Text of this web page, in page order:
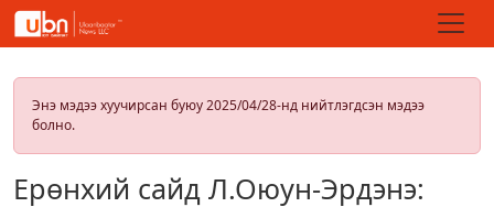
Энэ мэдээ хуучирсан буюу 2025/04/28-нд нийтлэгдсэн мэдээ
болно.
Ерөнхий сайд Л.Оюун-Эрдэнэ: